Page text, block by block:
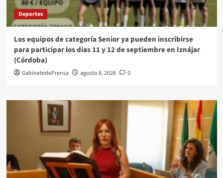
Deportes
Los equipos de categoría Senior ya pueden inscribirse
para participar los días 11 y 12 de septiembre en Iznájar
(Córdoba)
GabinetedePrensa agosto 8, 2026 0